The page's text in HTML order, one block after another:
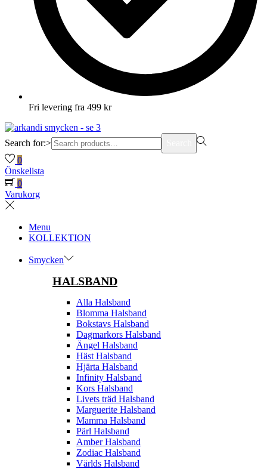
Fri levering fra 499 kr
Search for:>
0
Önskelista
0
Varukorg
Menu
KOLLEKTION
Smycken
HALSBAND
Alla Halsband
Blomma Halsband
Bokstavs Halsband
Dagmarkors Halsband
Ängel Halsband
Häst Halsband
Hjärta Halsband
Infinity Halsband
Kors Halsband
Livets träd Halsband
Marguerite Halsband
Mamma Halsband
Pärl Halsband
Amber Halsband
Zodiac Halsband
Världs Halsband